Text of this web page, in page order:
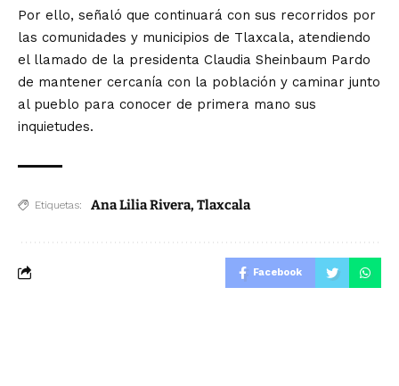
Por ello, señaló que continuará con sus recorridos por
las comunidades y municipios de Tlaxcala, atendiendo
el llamado de la presidenta Claudia Sheinbaum Pardo
de mantener cercanía con la población y caminar junto
al pueblo para conocer de primera mano sus
inquietudes.
Etiquetas: Ana Lilia Rivera, Tlaxcala
Facebook